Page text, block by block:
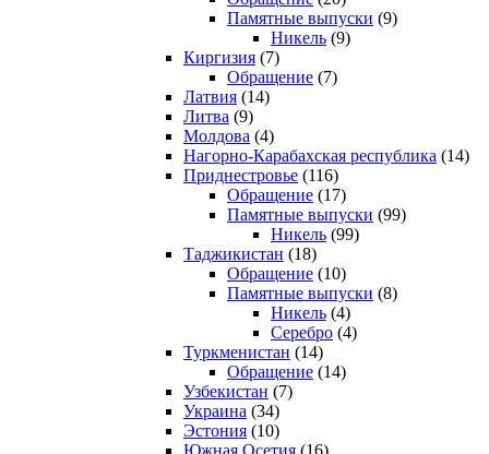
Памятные выпуски (9)
Никель (9)
Киргизия (7)
Обращение (7)
Латвия (14)
Литва (9)
Молдова (4)
Нагорно-Карабахская республика (14)
Приднестровье (116)
Обращение (17)
Памятные выпуски (99)
Никель (99)
Таджикистан (18)
Обращение (10)
Памятные выпуски (8)
Никель (4)
Серебро (4)
Туркменистан (14)
Обращение (14)
Узбекистан (7)
Украина (34)
Эстония (10)
Южная Осетия (16)